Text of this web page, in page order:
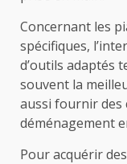
Concernant les
spécifiques,
d’outils adaptés
souvent la
aussi fournir des
déménagement
Pour acquérir